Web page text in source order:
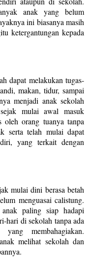
anak yang belum
ini biasanya masih
ketergantungan kepada
dapat melakukan tugas-
makan, tidur, sampai
menjadi anak sekolah
mulai awal masuk
oleh orang tuanya tanpa
serta telah mulai dapat
yang terkait dengan
mulai dini berasa betah
menguasai calistung.
paling siap hadapi
hari di sekolah tanpa ada
membahagiakan.
melihat sekolah dan